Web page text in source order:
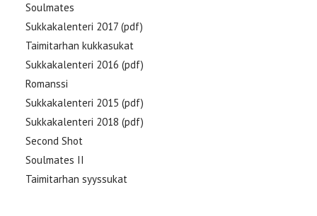
Soulmates
Sukkakalenteri 2017 (pdf)
Taimitarhan kukkasukat
Sukkakalenteri 2016 (pdf)
Romanssi
Sukkakalenteri 2015 (pdf)
Sukkakalenteri 2018 (pdf)
Second Shot
Soulmates II
Taimitarhan syyssukat